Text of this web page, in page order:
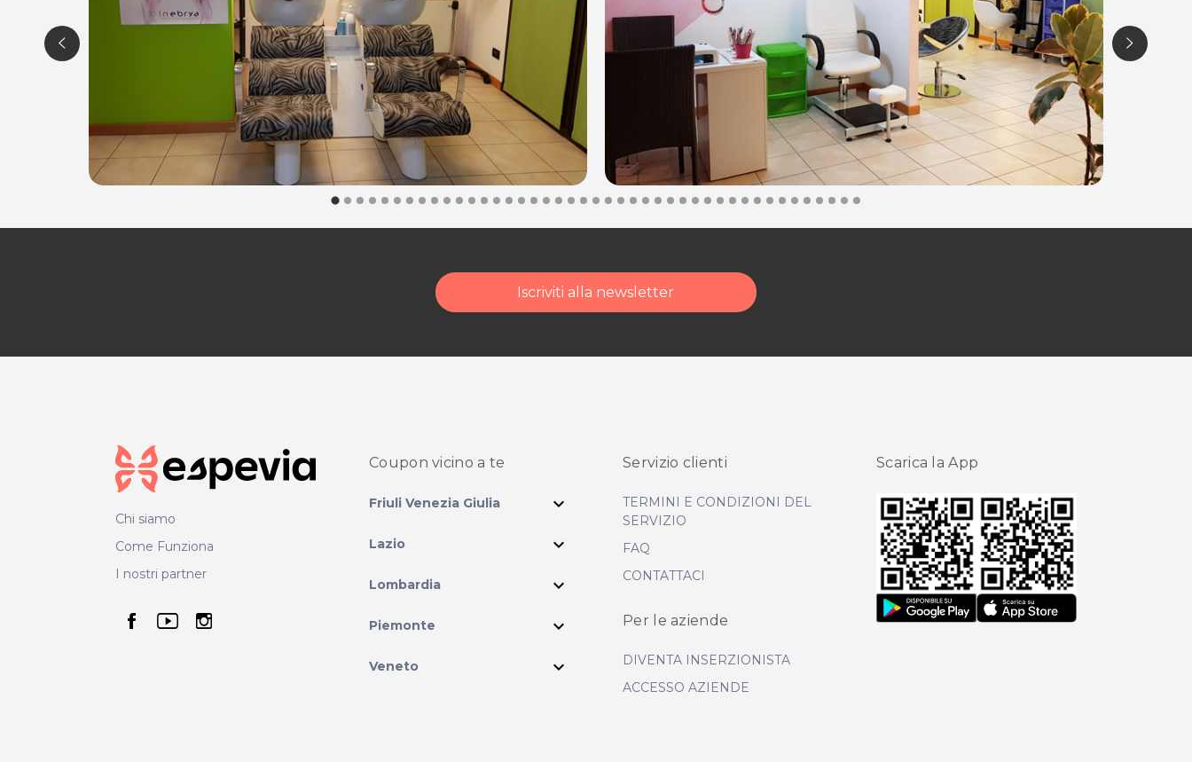
Per ulteriori informazioni sull'offerta o sulle modalità di acquisto scrivi a posta@espevia.it
Iscriviti alla newsletter
Chi siamo
Come Funziona
I nostri partner
seguici su facebook
seguici su youtube
seguici su instagram
Coupon vicino a te
Friuli Venezia Giulia expand_more
Lazio expand_more
Lombardia expand_more
Piemonte expand_more
Veneto expand_more
Servizio clienti
TERMINI E CONDIZIONI DEL
SERVIZIO
FAQ
CONTATTACI
Per le aziende
DIVENTA INSERZIONISTA
ACCESSO AZIENDE
Scarica la App